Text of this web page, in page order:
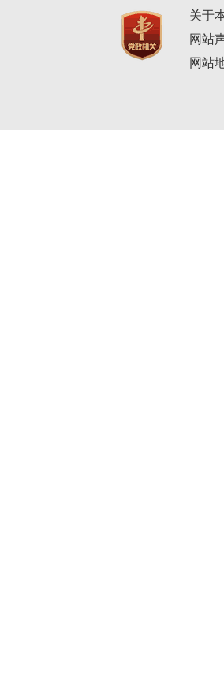
关于
网站
网站